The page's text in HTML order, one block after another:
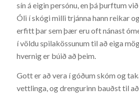
sín á eigin persónu, en þá þurftum
Óli í skógi milli trjánna hann reikar
erfitt þar sem þær eru oft nánast
í völdu spilakössunum til að eiga
hvernig er búið að þeim.
Gott er að vera í góðum skóm og
vettlinga, og drengurinn bauðst til